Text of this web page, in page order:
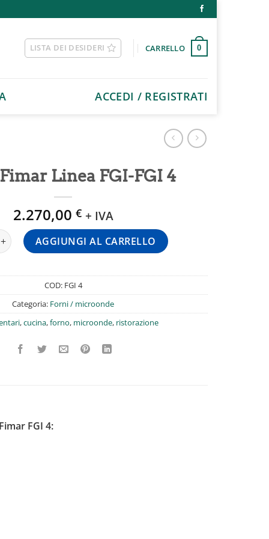
LISTA DEI DESIDERI CARRELLO 0
ACCEDI / REGISTRATI
Linea FGI-FGI 4
2.270,00 € + IVA
Linea FGI-FGI 4 quantità
AGGIUNGI AL CARRELLO
COD: FGI 4
Categoria: Forni / microonde
,cucina,forno, microonde, ristorazione
FGI 4: